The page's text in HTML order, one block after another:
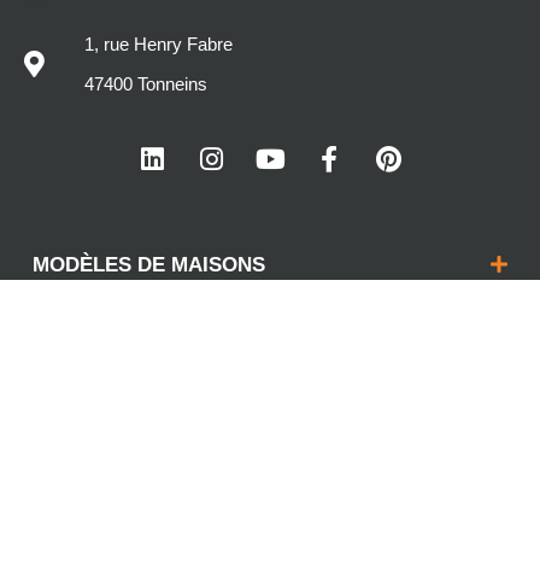
1, rue Henry Fabre
47400 Tonneins
MODÈLES DE MAISONS